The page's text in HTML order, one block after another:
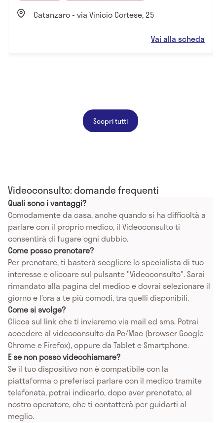
Catanzaro - via Vinicio Cortese, 25
Vai alla scheda
Scopri tutti
Videoconsulto: domande frequenti
Quali sono i vantaggi?
Comodamente da casa, anche quando si ha difficoltà a
parlare con il proprio medico, il Videoconsulto ti
consentirà di fugare ogni dubbio.
Come posso prenotare?
Per prenotare, ti basterà scegliere lo specialista di tuo
interesse e cliccare sul pulsante "Videoconsulto". Sarai
rimandato alla pagina del medico e dovrai selezionare il
giorno e l’ora a te più comodi, tra quelli disponibili.
Come si svolge?
Clicca sul link che ti invieremo via mail ed sms. Potrai
accedere al videoconsulto da Pc/Mac (browser Google
Chrome e Firefox), oppure da Tablet e Smartphone.
E se non posso videochiamare?
Se il tuo dispositivo non è compatibile con la
piattaforma o preferisci parlare con il medico tramite
telefonata, potrai indicarlo, dopo aver prenotato, al
nostro operatore, che ti contatterà per guidarti al
meglio.